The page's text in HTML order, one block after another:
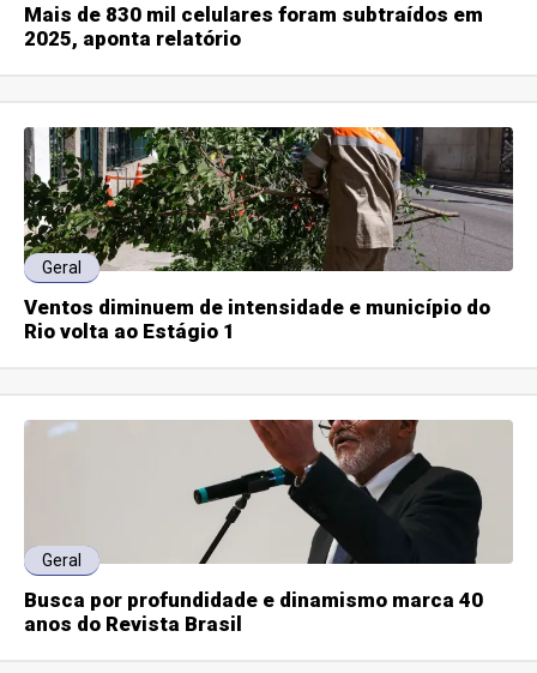
Mais de 830 mil celulares foram subtraídos em
2025, aponta relatório
Geral
Ventos diminuem de intensidade e município do
Rio volta ao Estágio 1
Geral
Busca por profundidade e dinamismo marca 40
anos do Revista Brasil